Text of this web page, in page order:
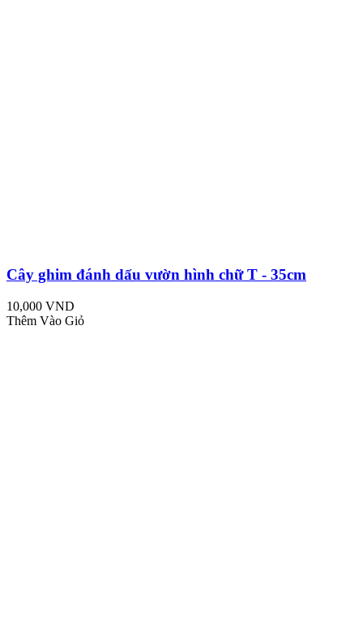
Cây ghim đánh dấu vườn hình chữ T - 35cm
10,000 VND
Thêm Vào Giỏ